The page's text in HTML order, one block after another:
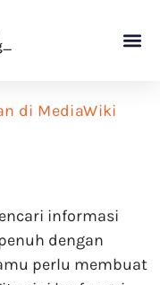
di MediaWiki
informasi
dengan
perlu membuat